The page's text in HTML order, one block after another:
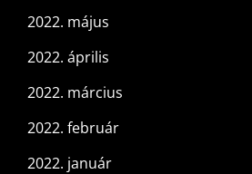
2022. május
2022. április
2022. március
2022. február
2022. január